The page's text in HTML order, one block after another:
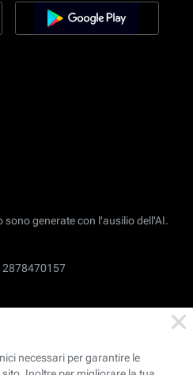
sono generate con l'ausilio dell'AI.